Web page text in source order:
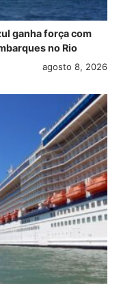
ganha força com
no Rio
agosto 8, 2026